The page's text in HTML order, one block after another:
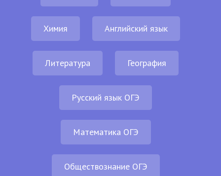
Химия Английский язык
Литература География
Русский язык ОГЭ
Математика ОГЭ
Обществознание ОГЭ